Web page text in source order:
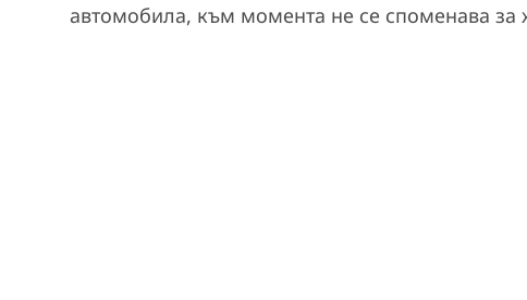
автомобила, към момента не се споменава за